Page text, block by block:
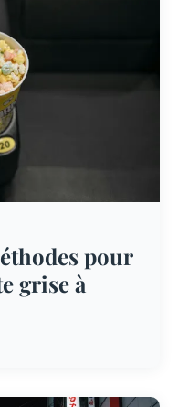
pour
grise à